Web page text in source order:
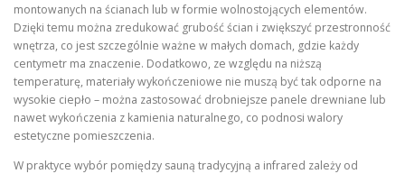
montowanych na ścianach lub w formie wolnostojących elementów.
Dzięki temu można zredukować grubość ścian i zwiększyć przestronność
wnętrza, co jest szczególnie ważne w małych domach, gdzie każdy
centymetr ma znaczenie. Dodatkowo, ze względu na niższą
temperaturę, materiały wykończeniowe nie muszą być tak odporne na
wysokie ciepło – można zastosować drobniejsze panele drewniane lub
nawet wykończenia z kamienia naturalnego, co podnosi walory
estetyczne pomieszczenia.
W praktyce wybór pomiędzy sauną tradycyjną a infrared zależy od